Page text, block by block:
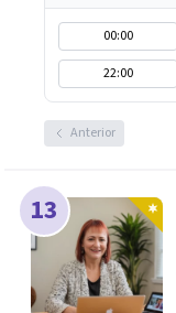
00:00
22:00
Anterior
13